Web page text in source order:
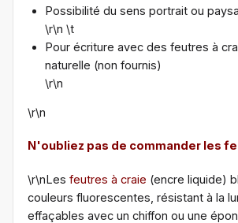
Possibilité du sens portrait ou
\r\n \t
Pour écriture avec des feutres à
naturelle (non fournis)
\r\n
\r\n
N'oubliez pas de commander les
\r\nLes feutres à craie (encre liquide)
couleurs fluorescentes, résistant à la
effaçables avec un chiffon ou une